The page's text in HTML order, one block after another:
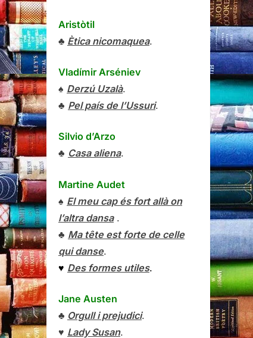
Aristòtil
♣ Ètica nicomaquea.
Vladímir Arséniev
♠ Derzú Uzalà.
♣ Pel país de l’Ussuri.
Silvio d’Arzo
♣ Casa aliena.
Martine Audet
♠ El meu cap és fort allà on
l’altra dansa.
♣ Ma tête est forte de celle
qui danse.
♥ Des formes utiles.
Jane Austen
♣ Orgull i prejudici.
♥ Lady Susan.